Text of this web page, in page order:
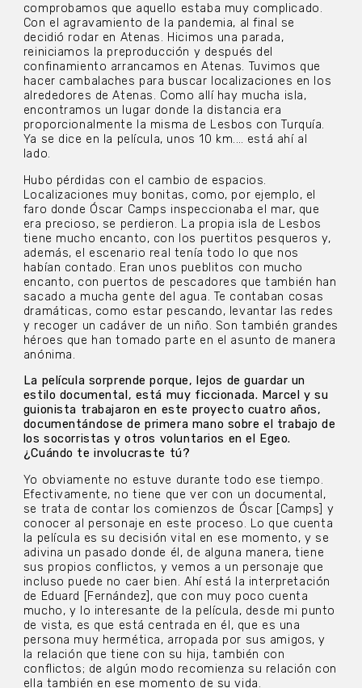
comprobamos que aquello estaba muy complicado.
Con el agravamiento de la pandemia, al final se
decidió rodar en Atenas. Hicimos una parada,
reiniciamos la preproducción y después del
confinamiento arrancamos en Atenas. Tuvimos que
hacer cambalaches para buscar localizaciones en los
alrededores de Atenas. Como allí hay mucha isla,
encontramos un lugar donde la distancia era
proporcionalmente la misma de Lesbos con Turquía.
Ya se dice en la película, unos 10 km.… está ahí al
lado.
Hubo pérdidas con el cambio de espacios.
Localizaciones muy bonitas, como, por ejemplo, el
faro donde Óscar Camps inspeccionaba el mar, que
era precioso, se perdieron. La propia isla de Lesbos
tiene mucho encanto, con los puertitos pesqueros y,
además, el escenario real tenía todo lo que nos
habían contado. Eran unos pueblitos con mucho
encanto, con puertos de pescadores que también han
sacado a mucha gente del agua. Te contaban cosas
dramáticas, como estar pescando, levantar las redes
y recoger un cadáver de un niño. Son también grandes
héroes que han tomado parte en el asunto de manera
anónima.
La película sorprende porque, lejos de guardar un
estilo documental, está muy ficcionada. Marcel y su
guionista trabajaron en este proyecto cuatro años,
documentándose de primera mano sobre el trabajo de
los socorristas y otros voluntarios en el Egeo.
¿Cuándo te involucraste tú?
Yo obviamente no estuve durante todo ese tiempo.
Efectivamente, no tiene que ver con un documental,
se trata de contar los comienzos de Óscar [Camps] y
conocer al personaje en este proceso. Lo que cuenta
la película es su decisión vital en ese momento, y se
adivina un pasado donde él, de alguna manera, tiene
sus propios conflictos, y vemos a un personaje que
incluso puede no caer bien. Ahí está la interpretación
de Eduard [Fernández], que con muy poco cuenta
mucho, y lo interesante de la película, desde mi punto
de vista, es que está centrada en él, que es una
persona muy hermética, arropada por sus amigos, y
la relación que tiene con su hija, también con
conflictos; de algún modo recomienza su relación con
ella también en ese momento de su vida.